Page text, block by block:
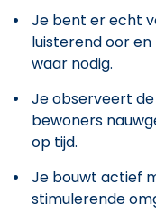
Je bent er echt
luisterend oor
waar nodig.
Je observeert
bewoners
op tijd.
Je bouwt actief
stimulerende